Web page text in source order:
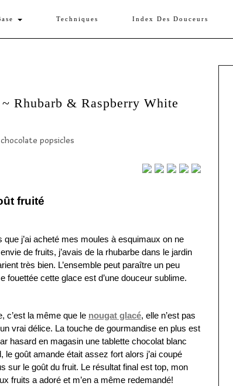
Techniques Index Des Douceurs
Rhubarb & Raspberry White
fruité
j’ai acheté mes moules à esquimaux on ne
envie de fruits, j’avais de la rhubarbe dans le jardin
très bien. L’ensemble peut paraître un peu
cette glace est d’une douceur sublime.
c’est la même que le nougat glacé, elle n’est pas
vrai délice. La touche de gourmandise en plus est
hasard en magasin une tablette chocolat blanc
goût amande était assez fort alors j’ai coupé
sur le goût du fruit. Le résultat final est top, mon
fruits a adoré et m’en a même redemandé!